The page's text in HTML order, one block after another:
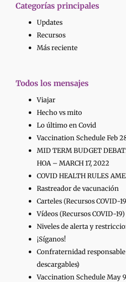
Categorías principales
Updates
Recursos
Más reciente
Todos los mensajes
Viajar
Hecho vs mito
Lo último en Covid
Vaccination Schedule Feb
MID TERM BUDGET
HOA – MARCH 17, 2022
COVID HEALTH RULES
Rastreador de vacunación
Carteles (Recursos COVID-
Vídeos (Recursos COVID-19)
Niveles de alerta y
¡Síganos!
Confraternidad
descargables)
Vaccination Schedule May